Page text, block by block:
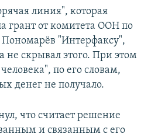
линия", которая
грант от комитета ООН по
Пономарёв "Интерфаксу",
не скрывал этого. При этом
по его словам,
денег не получало.
что считает решение
и связанным с его